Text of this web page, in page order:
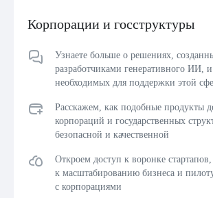
Корпорации и госструктуры
Узнаете больше о решениях,
разработчиками генеративного ИИ,
необходимых для поддержки этой
Расскажем, как подобные продукты
корпораций и государственных
безопасной и качественной
Откроем доступ к воронке
к масштабированию бизнеса и
с корпорациями